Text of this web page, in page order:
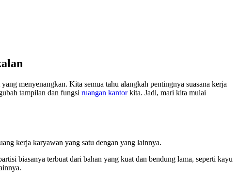
menyenangkan. Kita semua tahu alangkah pentingnya suasana kerja
tampilan dan fungsi ruangan kantorkita. Jadi, mari kita mulai
kerja karyawan yang satu dengan yang lainnya.
biasanya terbuat dari bahan yang kuat dan bendung lama, seperti kayu